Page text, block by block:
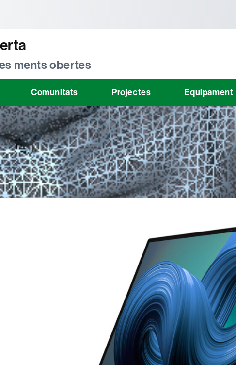
ments obertes
Comunitats Projectes Equipament